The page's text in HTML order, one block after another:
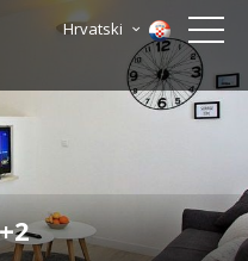
Hrvatski